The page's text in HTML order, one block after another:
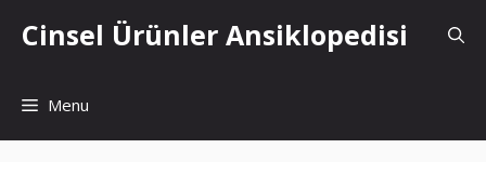
atlaCinsel Ürünler Ansiklopedisi
Menu